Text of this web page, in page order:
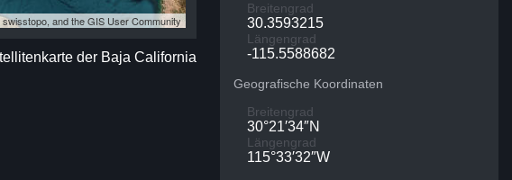
and the GIS User Community
der Baja California
Breitengrad
30.3593215
Längengrad
-115.5588682
Geografische Koordinaten
Breitengrad
30°21′34″N
Längengrad
115°33′32″W